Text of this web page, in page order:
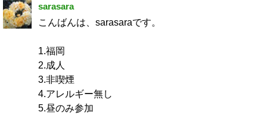
sarasara
こんばんは、sarasaraです。
1.福岡
2.成人
3.非喫煙
4.アレルギー無し
5.昼のみ参加